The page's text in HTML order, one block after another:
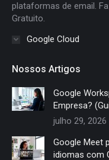
plataformas de email.
Gratuito.
Google Cloud
Nossos Artigos
Google
Empresa?
julho 29, 2026
Google Meet
idiomas com